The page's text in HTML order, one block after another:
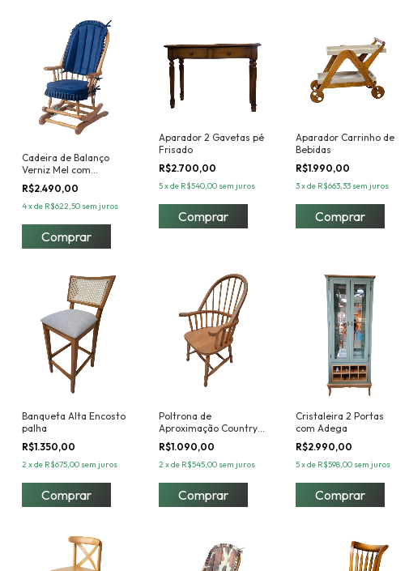
Cadeira de Balanço
Verniz Mel com
Almofada
R$2.490,00
4xde R$622,50 sem juros
Comprar
Aparador 2 Gavetas pé
Frisado
R$2.700,00
5xde R$540,00 sem juros
Aparador Carrinho de
Bebidas
R$1.990,00
3xde R$663,33 sem juros
Banqueta Alta Encosto
palha
R$1.350,00
2 xde R$675,00 sem juros
Poltrona de
Aproximação Country
com braço
R$1.090,00
2 xde R$545,00 sem juros
Cristaleira 2 Portas
com Adega
R$2.990,00
5xde R$598,00 sem juros
Comprar